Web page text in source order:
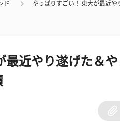
ド やっぱりすごい！ 東大が最近
最近やり遂げた＆